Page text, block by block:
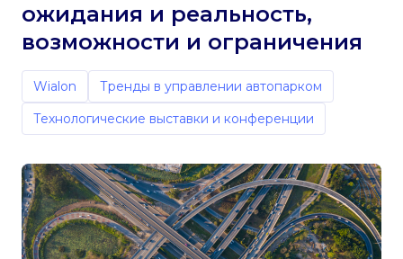
ожидания и реальность,
возможности и ограничения
Wialon
Тренды в управлении автопарком
Технологические выставки и конференции